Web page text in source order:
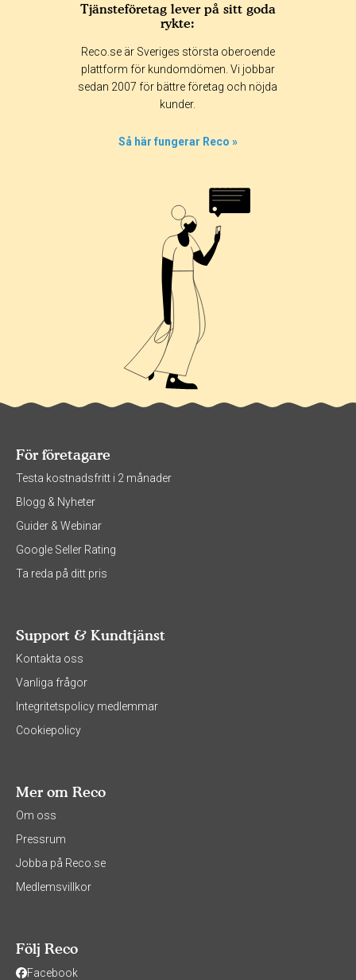
365 dagar 90 dagar
30 dagar
Tjänsteföretag lever på sitt goda
rykte:
Reco.se är Sveriges största oberoende
plattform för kundomdömen. Vi jobbar
sedan 2007 för bättre företag och nöjda
kunder.
Så här fungerar Reco »
För företagare
Testa kostnadsfritt i 2 månader
Blogg & Nyheter
Guider & Webinar
Google Seller Rating
Ta reda på ditt pris
Support & Kundtjänst
Kontakta oss
Vanliga frågor
Integritetspolicy medlemmar
Cookiepolicy
Mer om Reco
Om oss
Pressrum
Jobba på Reco.se
Medlemsvillkor
Följ Reco
Facebook